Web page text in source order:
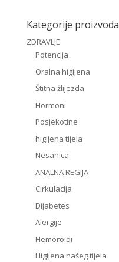
Kategorije proizvoda
ZDRAVLJE
Potencija
Oralna higijena
Štitna žlijezda
Hormoni
Posjekotine
higijena tijela
Nesanica
ANALNA REGIJA
Cirkulacija
Dijabetes
Alergije
Hemoroidi
Higijena našeg tijela